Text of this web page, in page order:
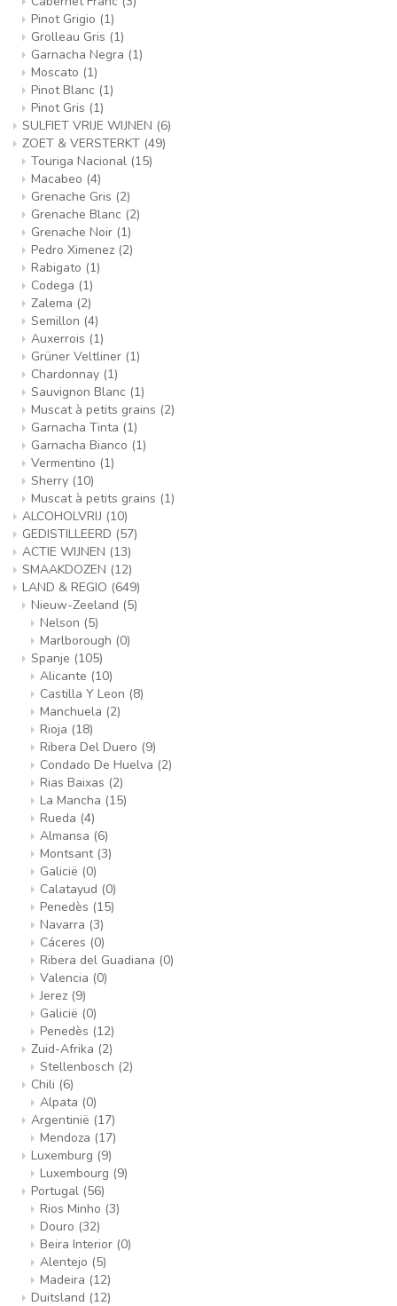
Pinot Grigio (1)
Grolleau Gris (1)
Garnacha Negra (1)
Moscato (1)
Pinot Blanc (1)
Pinot Gris (1)
SULFIET VRIJE WIJNEN (6)
ZOET & VERSTERKT (49)
Touriga Nacional (15)
Macabeo (4)
Grenache Gris (2)
Grenache Blanc (2)
Grenache Noir (1)
Pedro Ximenez (2)
Rabigato (1)
Codega (1)
Zalema (2)
Semillon (4)
Auxerrois (1)
Grüner Veltliner (1)
Chardonnay (1)
Sauvignon Blanc (1)
Muscat à petits grains (2)
Garnacha Tinta (1)
Garnacha Bianco (1)
Vermentino (1)
Sherry (10)
Muscat à petits grains (1)
ALCOHOLVRIJ (10)
GEDISTILLEERD (57)
ACTIE WIJNEN (13)
SMAAKDOZEN (12)
LAND & REGIO (649)
Nieuw-Zeeland (5)
Nelson (5)
Marlborough (0)
Spanje (105)
Alicante (10)
Castilla Y Leon (8)
Manchuela (2)
Rioja (18)
Ribera Del Duero (9)
Condado De Huelva (2)
Rias Baixas (2)
La Mancha (15)
Rueda (4)
Almansa (6)
Montsant (3)
Galicië (0)
Calatayud (0)
Penedès (15)
Navarra (3)
Cáceres (0)
Ribera del Guadiana (0)
Valencia (0)
Jerez (9)
Galicië (0)
Penedès (12)
Zuid-Afrika (2)
Stellenbosch (2)
Chili (6)
Alpata (0)
Argentinië (17)
Mendoza (17)
Luxemburg (9)
Luxembourg (9)
Portugal (56)
Rios Minho (3)
Douro (32)
Beira Interior (0)
Alentejo (5)
Madeira (12)
Duitsland (12)